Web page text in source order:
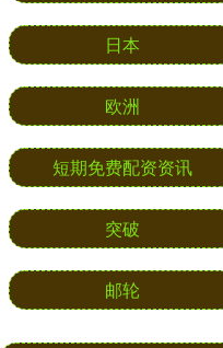
日本
欧洲
短期免费配资资讯
突破
邮轮